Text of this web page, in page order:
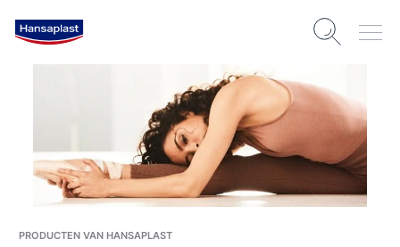
PRODUCTEN VAN HANSAPLAST